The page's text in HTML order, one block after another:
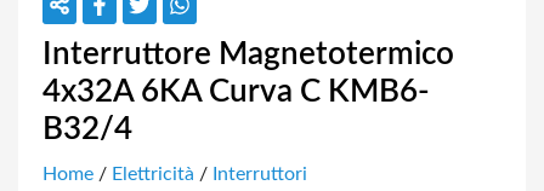
Interruttore Magnetotermico
4x32A 6KA Curva C KMB6-
B32/4
Home / Elettricità / Interruttori